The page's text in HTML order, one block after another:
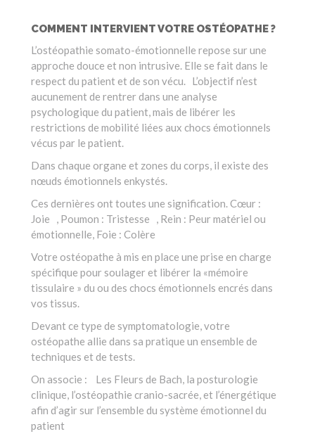
COMMENT INTERVIENT VOTRE OSTÉOPATHE ?
L’ostéopathie somato-émotionnelle repose sur une
approche douce et non intrusive. Elle se fait dans le
respect du patient et de son vécu. L’objectif n’est
aucunement de rentrer dans une analyse
psychologique du patient, mais de libérer les
restrictions de mobilité liées aux chocs émotionnels
vécus par le patient.
Dans chaque organe et zones du corps, il existe des
nœuds émotionnels enkystés.
Ces dernières ont toutes une signification. Cœur :
Joie , Poumon : Tristesse , Rein : Peur matériel ou
émotionnelle, Foie : Colère
Votre ostéopathe à mis en place une prise en charge
spécifique pour soulager et libérer la «mémoire
tissulaire » du ou des chocs émotionnels encrés dans
vos tissus.
Devant ce type de symptomatologie, votre
ostéopathe allie dans sa pratique un ensemble de
techniques et de tests.
On associe : Les Fleurs de Bach, la posturologie
clinique, l’ostéopathie cranio-sacrée, et l’énergétique
afin d’agir sur l’ensemble du système émotionnel du
patient